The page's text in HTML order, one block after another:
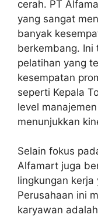
cerah. PT
yang sangat
banyak
berkembang. Ini
pelatihan yang
kesempatan
seperti Kepala
level
menunjukkan
Selain fokus
Alfamart juga
lingkungan
Perusahaan ini
karyawan